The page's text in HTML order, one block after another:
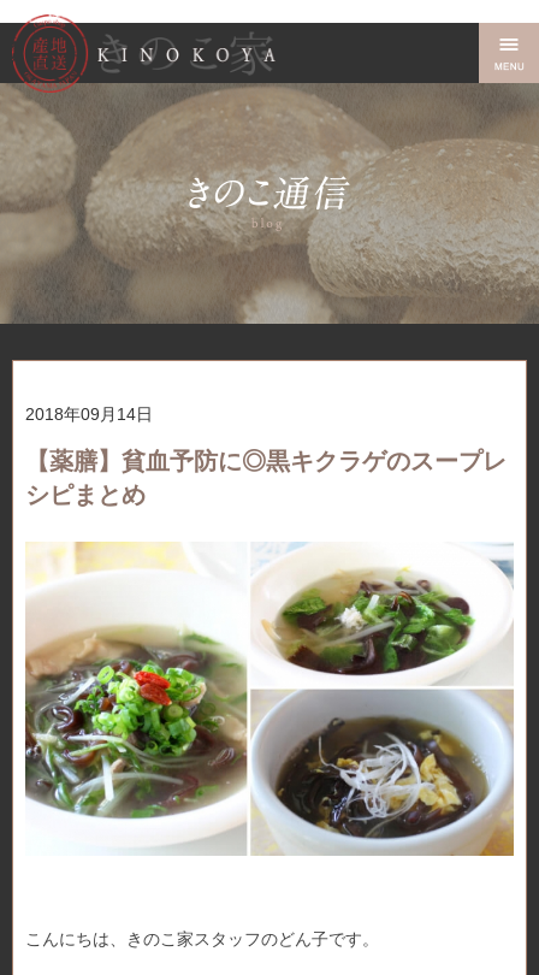
2018年09月14日
【薬膳】貧血予防に◎黒キクラゲのスープレ
シピまとめ
こんにちは、きのこ家スタッフのどん子です。